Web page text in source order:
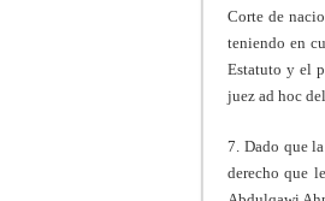
Corte de
teniendo en
Estatuto y el
juez ad hoc del
7. Dado que
derecho que